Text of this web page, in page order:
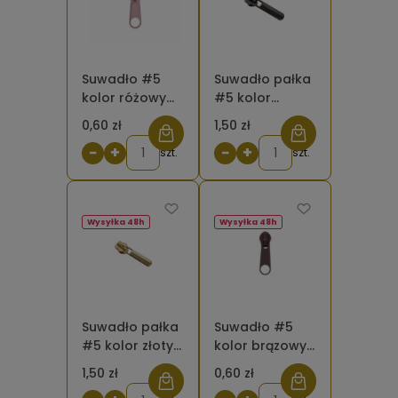
Suwadło #5
kolor różowy
brudny do
taśmy
suwakowej 377
0,60 zł
− + szt.
Suwadło pałka
#5 kolor
czarny do
taśmy
suwakowej
1,50 zł
− + szt.
Suwadło pałka
#5 kolor złoty
do taśmy
suwakowej
1,50 zł
Wysyłka 48h
Suwadło #5
kolor brązowy
jasny 568
0,60 zł
Wysyłka 48h